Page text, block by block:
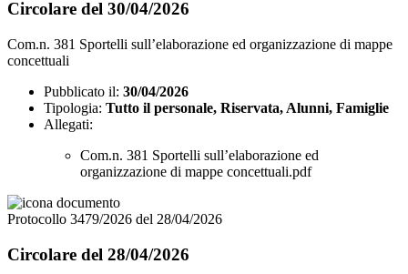
Circolare del 30/04/2026
Com.n. 381 Sportelli sull’elaborazione ed organizzazione di mappe
concettuali
Pubblicato il: 30/04/2026
Tipologia: Tutto il personale, Riservata, Alunni, Famiglie
Allegati:
Com.n. 381 Sportelli sull’elaborazione ed
organizzazione di mappe concettuali.pdf
Protocollo 3479/2026 del 28/04/2026
Circolare del 28/04/2026